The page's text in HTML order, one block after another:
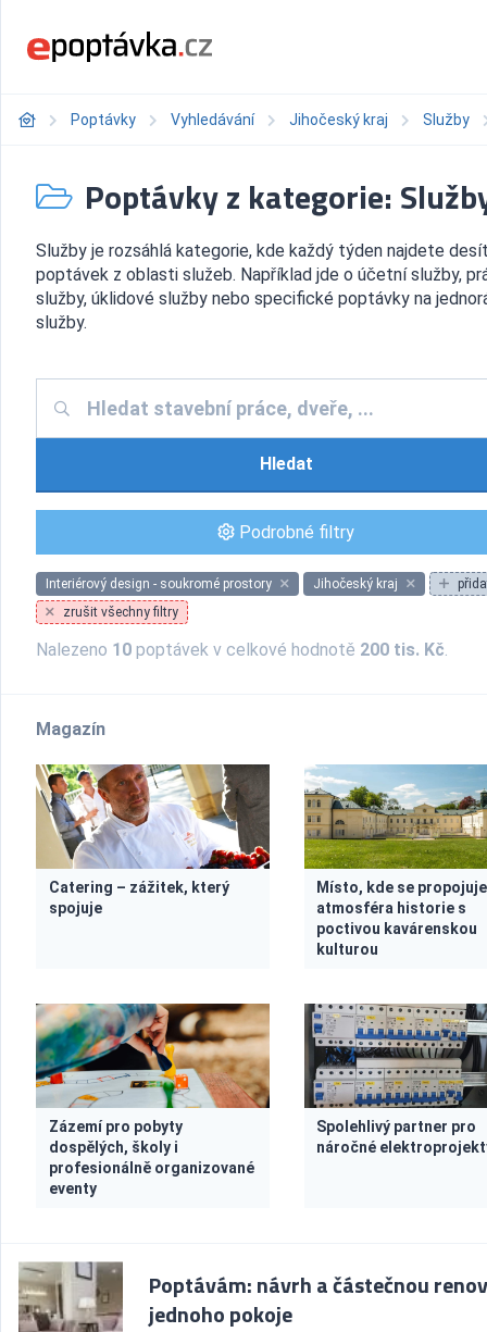
Poptávky Vyhledávání Jihočeský kraj Služby
Poptávky z kategorie:
Služby je rozsáhlá kategorie, kde každý týden najdete
poptávek z oblasti služeb. Například jde o účetní služby,
služby, úklidové služby nebo specifické poptávky na
služby.
Hledat
Podrobné filtry
Interiérový design - soukromé prostory Jihočeský kraj
zrušit všechny filtry
Nalezeno 10 poptávek v celkové hodnotě 200 tis. Kč.
Magazín
Catering – zážitek, který
spojuje
Místo, kde se propojuje
atmosféra historie s
poctivou kavárenskou
kulturou
Zázemí pro pobyty
dospělých, školy i
profesionálně organizované
eventy
Spolehlivý partner pro
náročné
Poptávám: návrh a částečnou
jednoho pokoje